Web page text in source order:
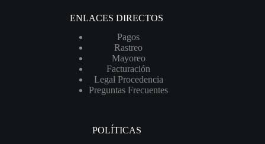
ENLACES DIRECTOS
Pagos
Rastreo
Mayoreo
Facturación
Legal Procedencia
Preguntas Frecuentes
POLÍTICAS